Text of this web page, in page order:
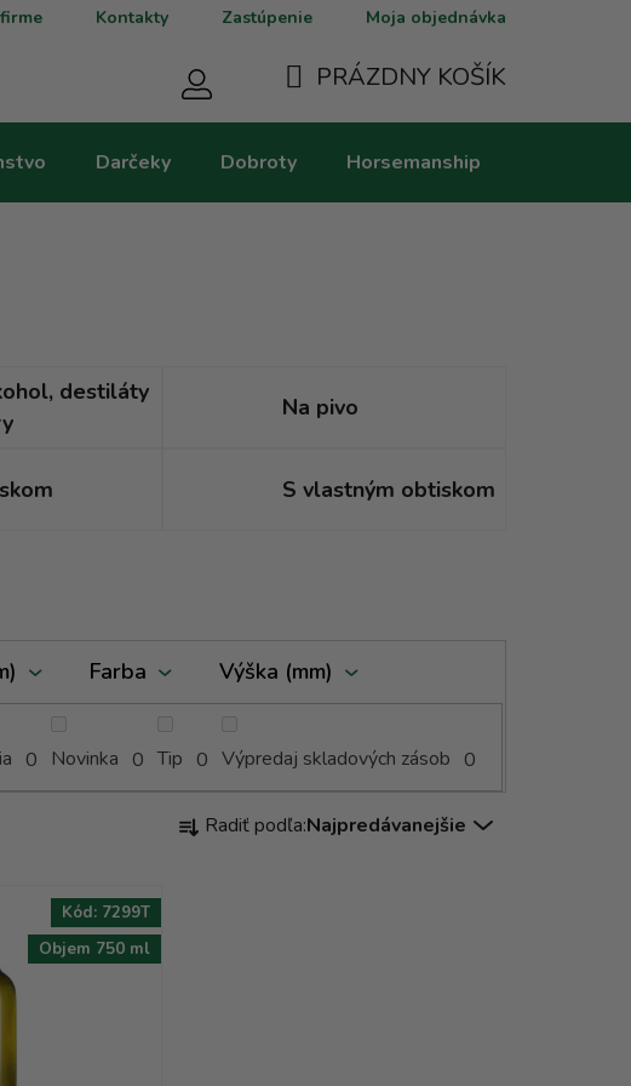
Kontakty Zastúpenie Moja objednávka
KOŠÍK
PRÁZDNY KOŠÍK
Darčeky Dobroty Horsemanship
destiláty
Na pivo
S vlastným obtiskom
R
a Radiť podľa:Najpredávanejšie
0 Novinka 0 Tip 0 Výpredaj skladových zásob 0
Farba Výška (mm)
Objem 750 ml
Kód: 7299T